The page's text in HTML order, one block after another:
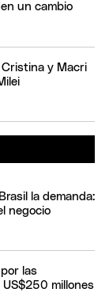
un cambio
y Macri
la demanda:
negocio
las
millones